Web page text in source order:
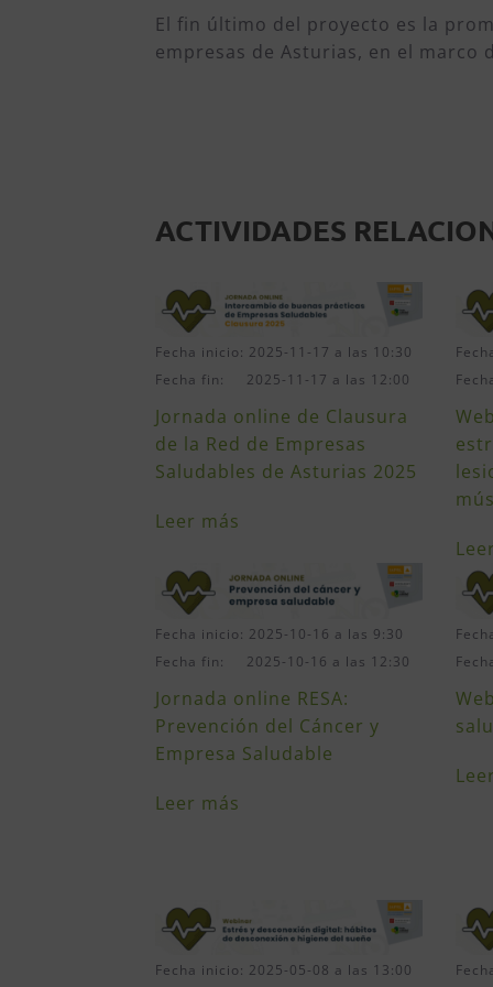
El fin último del proyecto es la
empresas de Asturias, en el marco
ACTIVIDADES
Fecha inicio: 2025-11-17 a las 10:30
Fecha fin: 2025-11-17 a las 12:00
Jornada online de Clausura
de la Red de Empresas
Saludables de Asturias 2025
Leer más
Fecha inicio: 2025-10-16 a las 9:30
Fecha fin: 2025-10-16 a las 12:30
Jornada online RESA:
Prevención del Cáncer y
Empresa Saludable
Leer más
Fecha inicio: 2025-05-08 a las 13:00